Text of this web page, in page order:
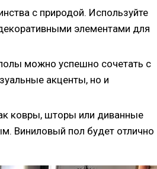
с природой. Используйте
элементами для
можно успешно сочетать с
акценты, но и
ковры, шторы или диванные
Виниловый пол будет отлично